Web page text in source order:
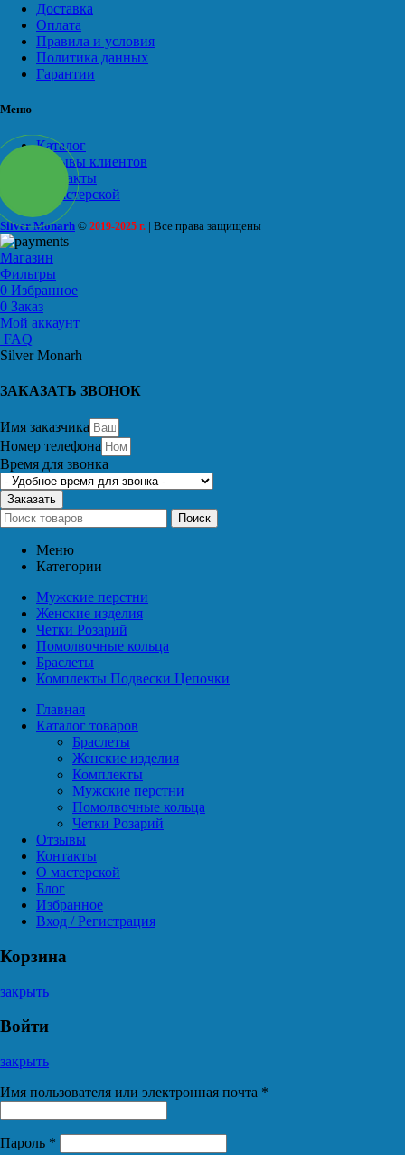
Доставка
Оплата
Правила и условия
Политика данных
Гарантии
Меню
Каталог
Отзывы клиентов
Контакты
О мастерской
Silver Monarh © 2019-2025 г. | Все права защищены
Магазин
Фильтры
0 Избранное
0 Заказ
Мой аккаунт
FAQ
Silver Monarh
ЗАКАЗАТЬ ЗВОНОК
Имя заказчика
Номер телефона
Время для звонка
Заказать
Поиск
Меню
Категории
Мужские перстни
Женские изделия
Четки Розарий
Помолвочные кольца
Браслеты
Комплекты Подвески Цепочки
Главная
Каталог товаров
Браслеты
Женские изделия
Комплекты
Мужские перстни
Помолвочные кольца
Четки Розарий
Отзывы
Контакты
О мастерской
Блог
Избранное
Вход / Регистрация
Корзина
закрыть
Войти
закрыть
Имя пользователя или электронная почта *
Пароль *